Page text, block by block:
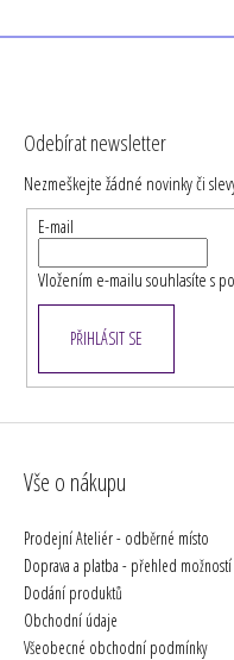
Odebírat newsletter
Nezmeškejte žádné novinky či
E-mail
Vložením e-mailu souhlasíte s
PŘIHLÁSIT SE
Vše o nákupu
Prodejní Ateliér - odběrné místo
Doprava a platba - přehled možností
Dodání produktů
Obchodní údaje
Všeobecné obchodní podmínky